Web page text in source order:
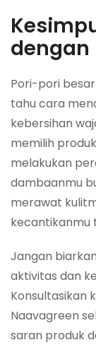
dengan
Pori-pori
tahu cara
kebersihan
memilih
melakukan
dambaanmu
merawat
kecantikanmu
Jangan
aktivitas dan
Konsultasikan
Naavagreen
saran produk